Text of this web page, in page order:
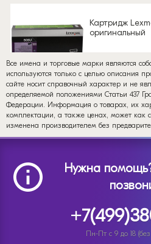
Картридж
оригинальный
Все имена и торговые марки являются
используются только с целью описания
сайте носит справочный характер и не
определяемой положениями Статьи 437
Федерации. Информация о товарах, их
комплектации, а также ценах, может как
изменена производителем без
Нужна
Пн-Пт с 9 до 18